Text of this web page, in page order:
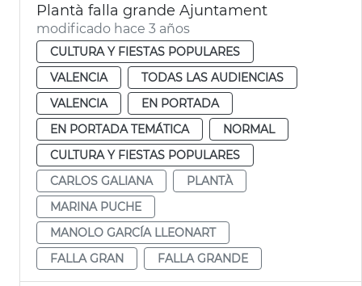
Plantà falla grande Ajuntament
modificado hace 3 años
CULTURA Y FIESTAS POPULARES
VALENCIA
TODAS LAS AUDIENCIAS
VALENCIA
EN PORTADA
EN PORTADA TEMÁTICA
NORMAL
CULTURA Y FIESTAS POPULARES
CARLOS GALIANA
PLANTÀ
MARINA PUCHE
MANOLO GARCÍA LLEONART
FALLA GRAN
FALLA GRANDE